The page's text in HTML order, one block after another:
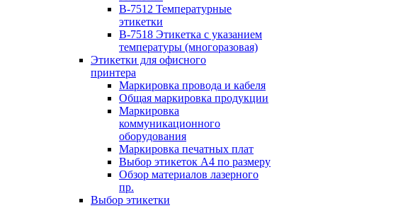
B-7512 Температурные
этикетки
B-7518 Этикетка с указанием
температуры (многоразовая)
Этикетки для офисного
принтера
Маркировка провода и кабеля
Общая маркировка продукции
Маркировка
коммуникационного
оборудования
Маркировка печатных плат
Выбор этикеток А4 по размеру
Обзор материалов лазерного
пр.
Выбор этикетки